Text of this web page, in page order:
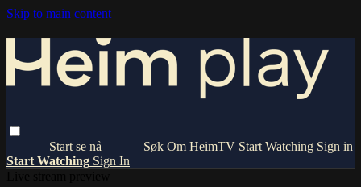
Skip to main content
Om HeimTV Start Watching Sign in
Start Watching Sign In